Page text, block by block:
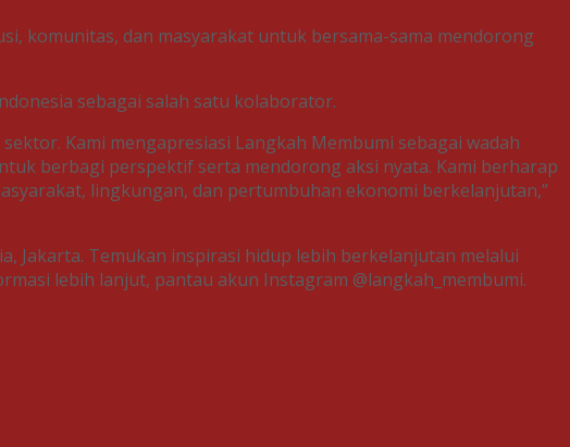
komunitas, dan masyarakat untuk bersama-sama mendorong
sebagai salah satu kolaborator.
Kami mengapresiasi Langkah Membumi sebagai wadah
berbagi perspektif serta mendorong aksi nyata. Kami berharap
lingkungan, dan pertumbuhan ekonomi berkelanjutan,”
Jakarta. Temukan inspirasi hidup lebih berkelanjutan melalui
lebih lanjut, pantau akun Instagram @langkah_membumi.